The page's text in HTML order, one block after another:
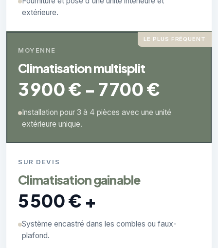
extérieure.
LE PLUS FRÉQUENT
MOYENNE
Climatisation multisplit
3 900 € - 7 700 €
Installation pour 3 à 4 pièces avec une unité
extérieure unique.
SUR DEVIS
Climatisation gainable
5 500 € +
Système encastré dans les combles ou faux-
plafond.